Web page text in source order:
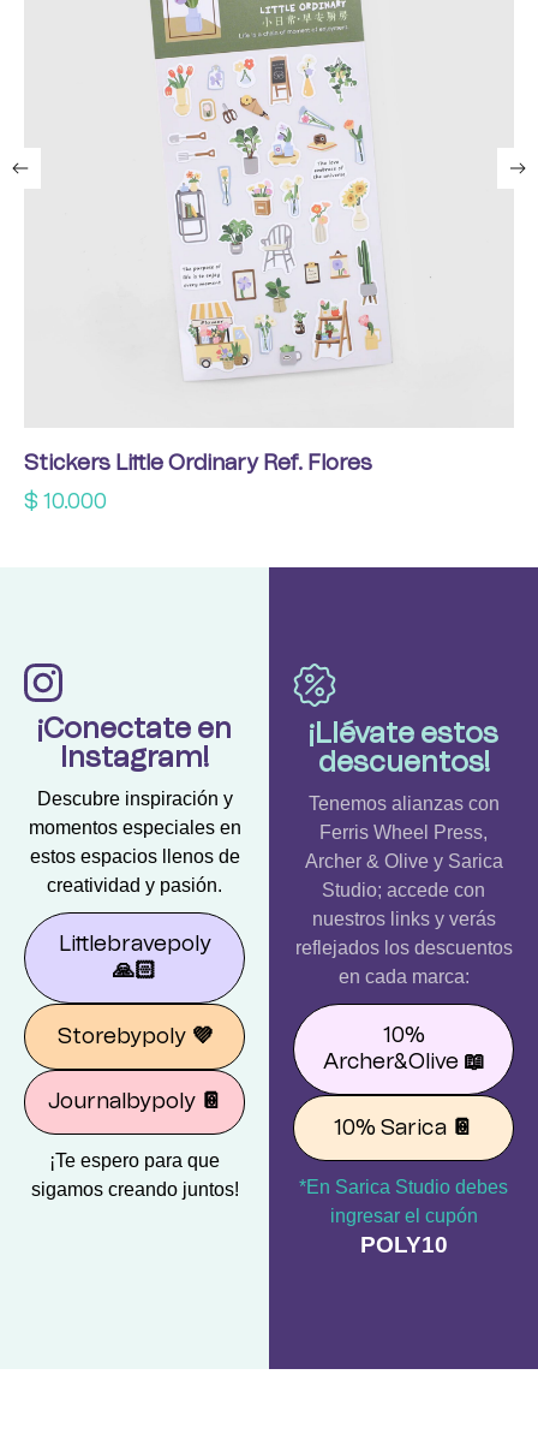
Stickers Little Ordinary Ref. Flores
$ 10.000
¡Conectate en
Instagram!
Descubre inspiración y
momentos especiales en
estos espacios llenos de
creatividad y pasión.
Littlebravepoly
🙏🏻
Storebypoly 💜
Journalbypoly 📔
¡Te espero para que
sigamos creando juntos!
¡Llévate estos
descuentos!
Tenemos alianzas con
Ferris Wheel Press,
Archer & Olive y Sarica
Studio; accede con
nuestros links y verás
reflejados los descuentos
en cada marca:
10%
Archer&Olive 📖
10% Sarica 📔
*En Sarica Studio debes
ingresar el cupón
POLY10